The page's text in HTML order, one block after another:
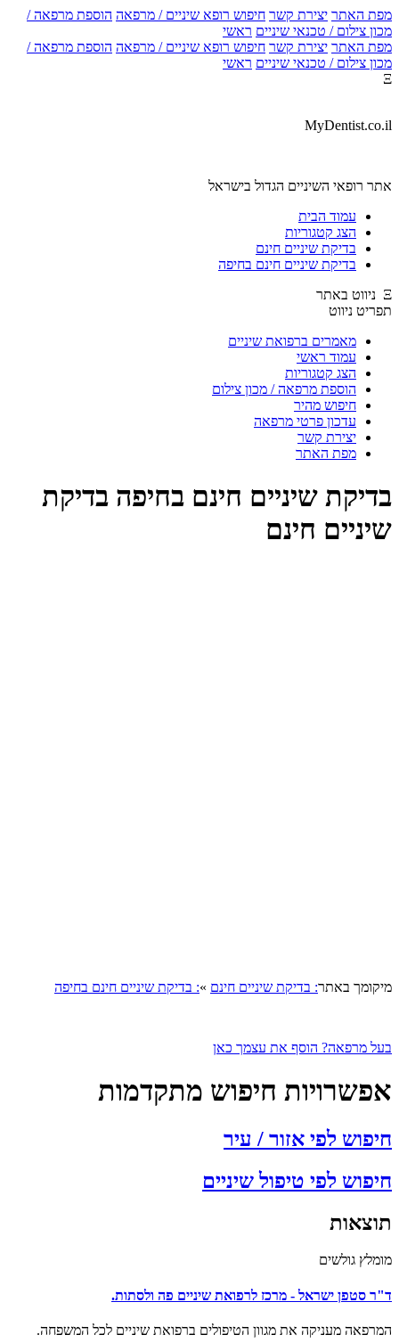
האתר יצירת קשר חיפוש רופא שיניים / מרפאה הוספת מרפאה /
צילום / טכנאי שיניים ראשי
האתר יצירת קשר חיפוש רופא שיניים / מרפאה הוספת מרפאה /
צילום / טכנאי שיניים ראשי
רופאי השיניים הגדול בישראל
עמוד הבית
הצג קטגוריות
בדיקת שיניים חינם
בדיקת שיניים חינם בחיפה
ניווט
מאמרים ברפואת שיניים
עמוד ראשי
הצג קטגוריות
הוספת מרפאה / מכון צילום
חיפוש מהיר
עדכון פרטי מרפאה
יצירת קשר
מפת האתר
שיניים חינם בחיפה בדיקת
חינם
באתר: בדיקת שיניים חינם»: בדיקת שיניים חינם בחיפה
מרפאה? הוסף את עצמך כאן
חיפוש מתקדמות
לפי אזור / עיר
לפי טיפול שיניים
גולשים
סטפן ישראל - מרכז לרפואת שיניים פה ולסתות.
מעניקה את מגוון הטיפולים ברפואת שיניים לכל המשפחה.